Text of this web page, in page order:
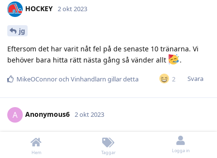
HOCKEY 2 okt 2023
jg
Eftersom det har varit nåt fel på de senaste 10 tränarna. Vi
behöver bara hitta rätt nästa gång så vänder allt
.
2 Svara
MikeOConnoroch Vinhandlarn gillar detta
A Anonymous6 2 okt 2023
Passar inte perfekt i denna tråd men jag kör. När Pennan
coachade FBK skuddades han tydligt av PJ. Det slutade med
Hem Taggar Logga in